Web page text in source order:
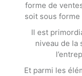
forme de
soit sous
Il est
niveau de la
Et parmi les